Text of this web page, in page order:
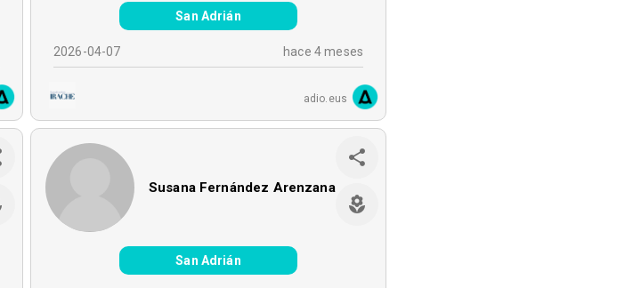
San Adrián
2026-04-07 hace 4 meses
adio.eus
Susana Fernández Arenzana
San Adrián